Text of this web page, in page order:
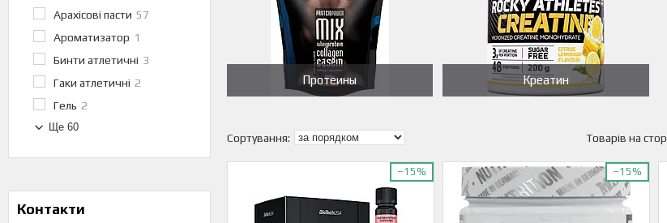
Арахісові пасти 57
Ароматизатор 1
Бинти атлетичні 3
Гаки атлетичні 2
Гель 2
Ще 60
Контакти
Протеины Креатин
–15% –15%